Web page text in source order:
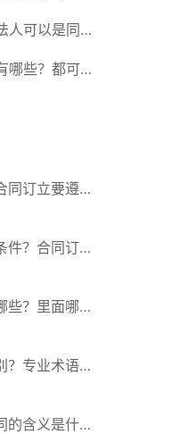
公司的区别
人可以是同一
公司需要更改
哪些？都可以
同订立要遵守
哪些？
件？合同订立
？
些？里面哪些
明？
？专业术语分
的含义是什